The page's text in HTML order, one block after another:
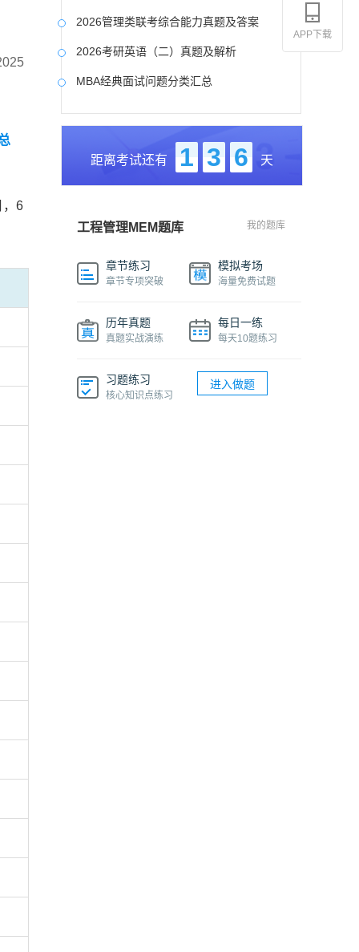
，6
2026管理类联考综合能力真题及答案
2026考研英语（二）真题及解析
MBA经典面试问题分类汇总
2017-2025近九年各科真题及详细解析
考研英语（二）试题库
2027写作备考攻略
距离考试还有 1 3 6 天
工程管理MEM题库 我的题库
章节练习
章节专项突破
模拟考场
海量免费试题
历年真题
真题实战演练
每日一练
每天10题练习
习题练习
核心知识点练习
进入做题
APP下载